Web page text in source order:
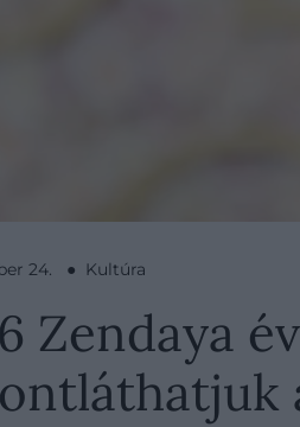
24. ● Kultúra
Zendaya